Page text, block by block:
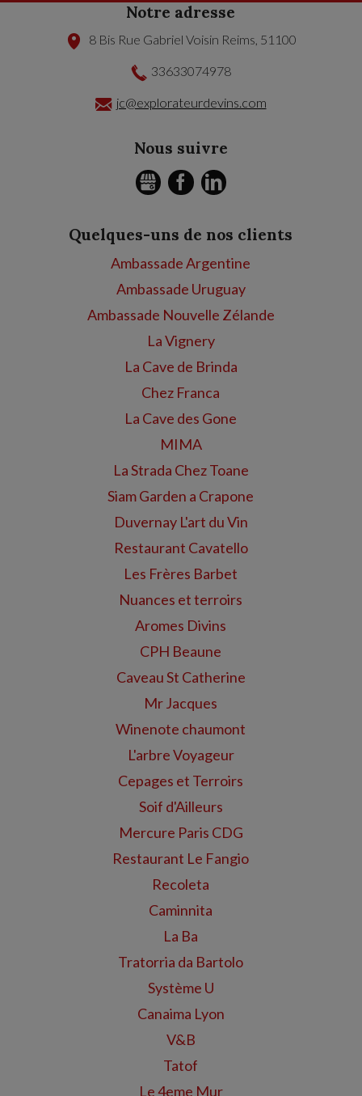
Notre adresse
8 Bis Rue Gabriel Voisin Reims 51100
33633074978
jc@explorateurdevins.com
Nous suivre
GMB FACEBOOK
Quelques-uns de nos clients
Ambassade Argentine
Ambassade Uruguay
Ambassade Nouvelle Zélande
La Vignery
La Cave de Brinda
Chez Franca
La Cave des Gone
MIMA
La Strada Chez Toane
Siam Garden a Crapone
Duvernay L'art du Vin
Restaurant Cavatello
Les Frères Barbet
Nuances et terroirs
Aromes Divins
CPH Beaune
Caveau St Catherine
Mr Jacques
Winenote chaumont
L'arbre Voyageur
Cepages et Terroirs
Soif d'Ailleurs
Mercure Paris CDG
Restaurant Le Fangio
Recoleta
Caminnita
La Ba
Tratorria da Bartolo
Système U
Canaima Lyon
V&B
Tatof
Le 4eme Mur